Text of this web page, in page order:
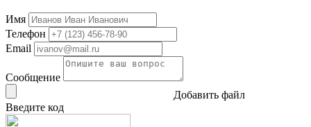
Имя
Телефон
Email
Сообщение
Добавить файл
Введите код